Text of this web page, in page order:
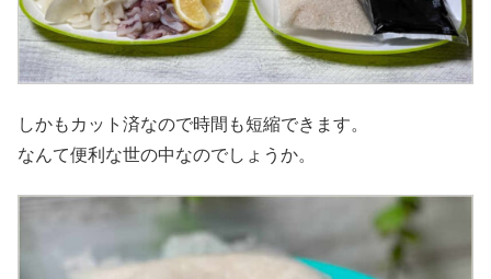
しかもカット済なので時間も短縮できます。
なんて便利な世の中なのでしょうか。